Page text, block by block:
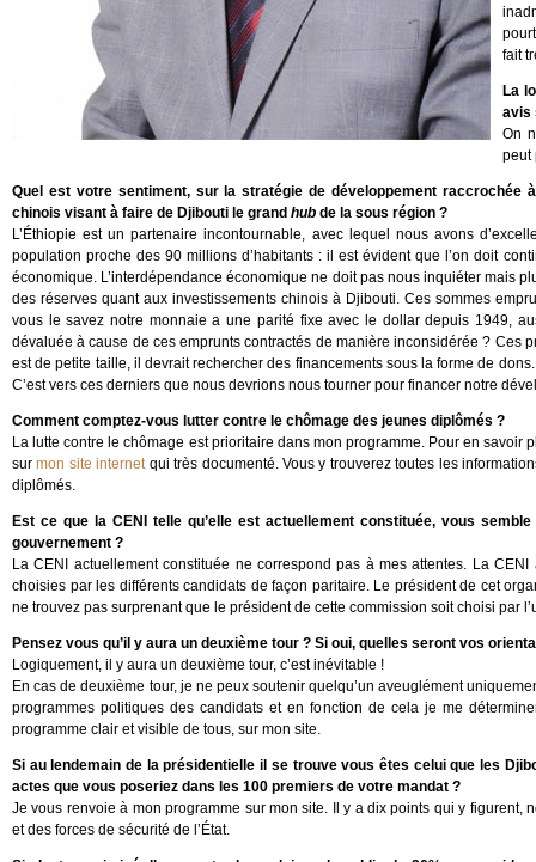
fait
La
avis
On
peut
Quel est votre sentiment, sur la stratégie de développement raccrochée
chinois visant à faire de Djibouti le grand hub de la sous région ?
L’Éthiopie est un partenaire incontournable, avec lequel nous avons
population proche des 90 millions d’habitants : il est évident que l’on doit
économique. L’interdépendance économique ne doit pas nous inquiéter mais
des réserves quant aux investissements chinois à Djibouti. Ces sommes
vous le savez notre monnaie a une parité fixe avec le dollar depuis 1949,
dévaluée à cause de ces emprunts contractés de manière inconsidérée ? Ces
est de petite taille, il devrait rechercher des financements sous la forme de
C’est vers ces derniers que nous devrions nous tourner pour financer notre
Comment comptez-vous lutter contre le chômage des jeunes diplômés ?
La lutte contre le chômage est prioritaire dans mon programme. Pour en
surmon site internetqui très documenté. Vous y trouverez toutes les
diplômés.
Est ce que la CENI telle qu’elle est actuellement constituée, vous
gouvernement ?
La CENI actuellement constituée ne correspond pas à mes attentes. La
choisies par les différents candidats de façon paritaire. Le président de cet
ne trouvez pas surprenant que le président de cette commission soit choisi par
Pensez vous qu’il y aura un deuxième tour ? Si oui, quelles seront vos
Logiquement, il y aura un deuxième tour, c’est inévitable !
En cas de deuxième tour, je ne peux soutenir quelqu’un aveuglément
programmes politiques des candidats et en fonction de cela je me
programme clair et visible de tous, sur mon site.
Si au lendemain de la présidentielle il se trouve vous êtes celui que les
actes que vous poseriez dans les 100 premiers de votre mandat ?
Je vous renvoie à mon programme sur mon site. Il y a dix points qui y
et des forces de sécurité de l’État.